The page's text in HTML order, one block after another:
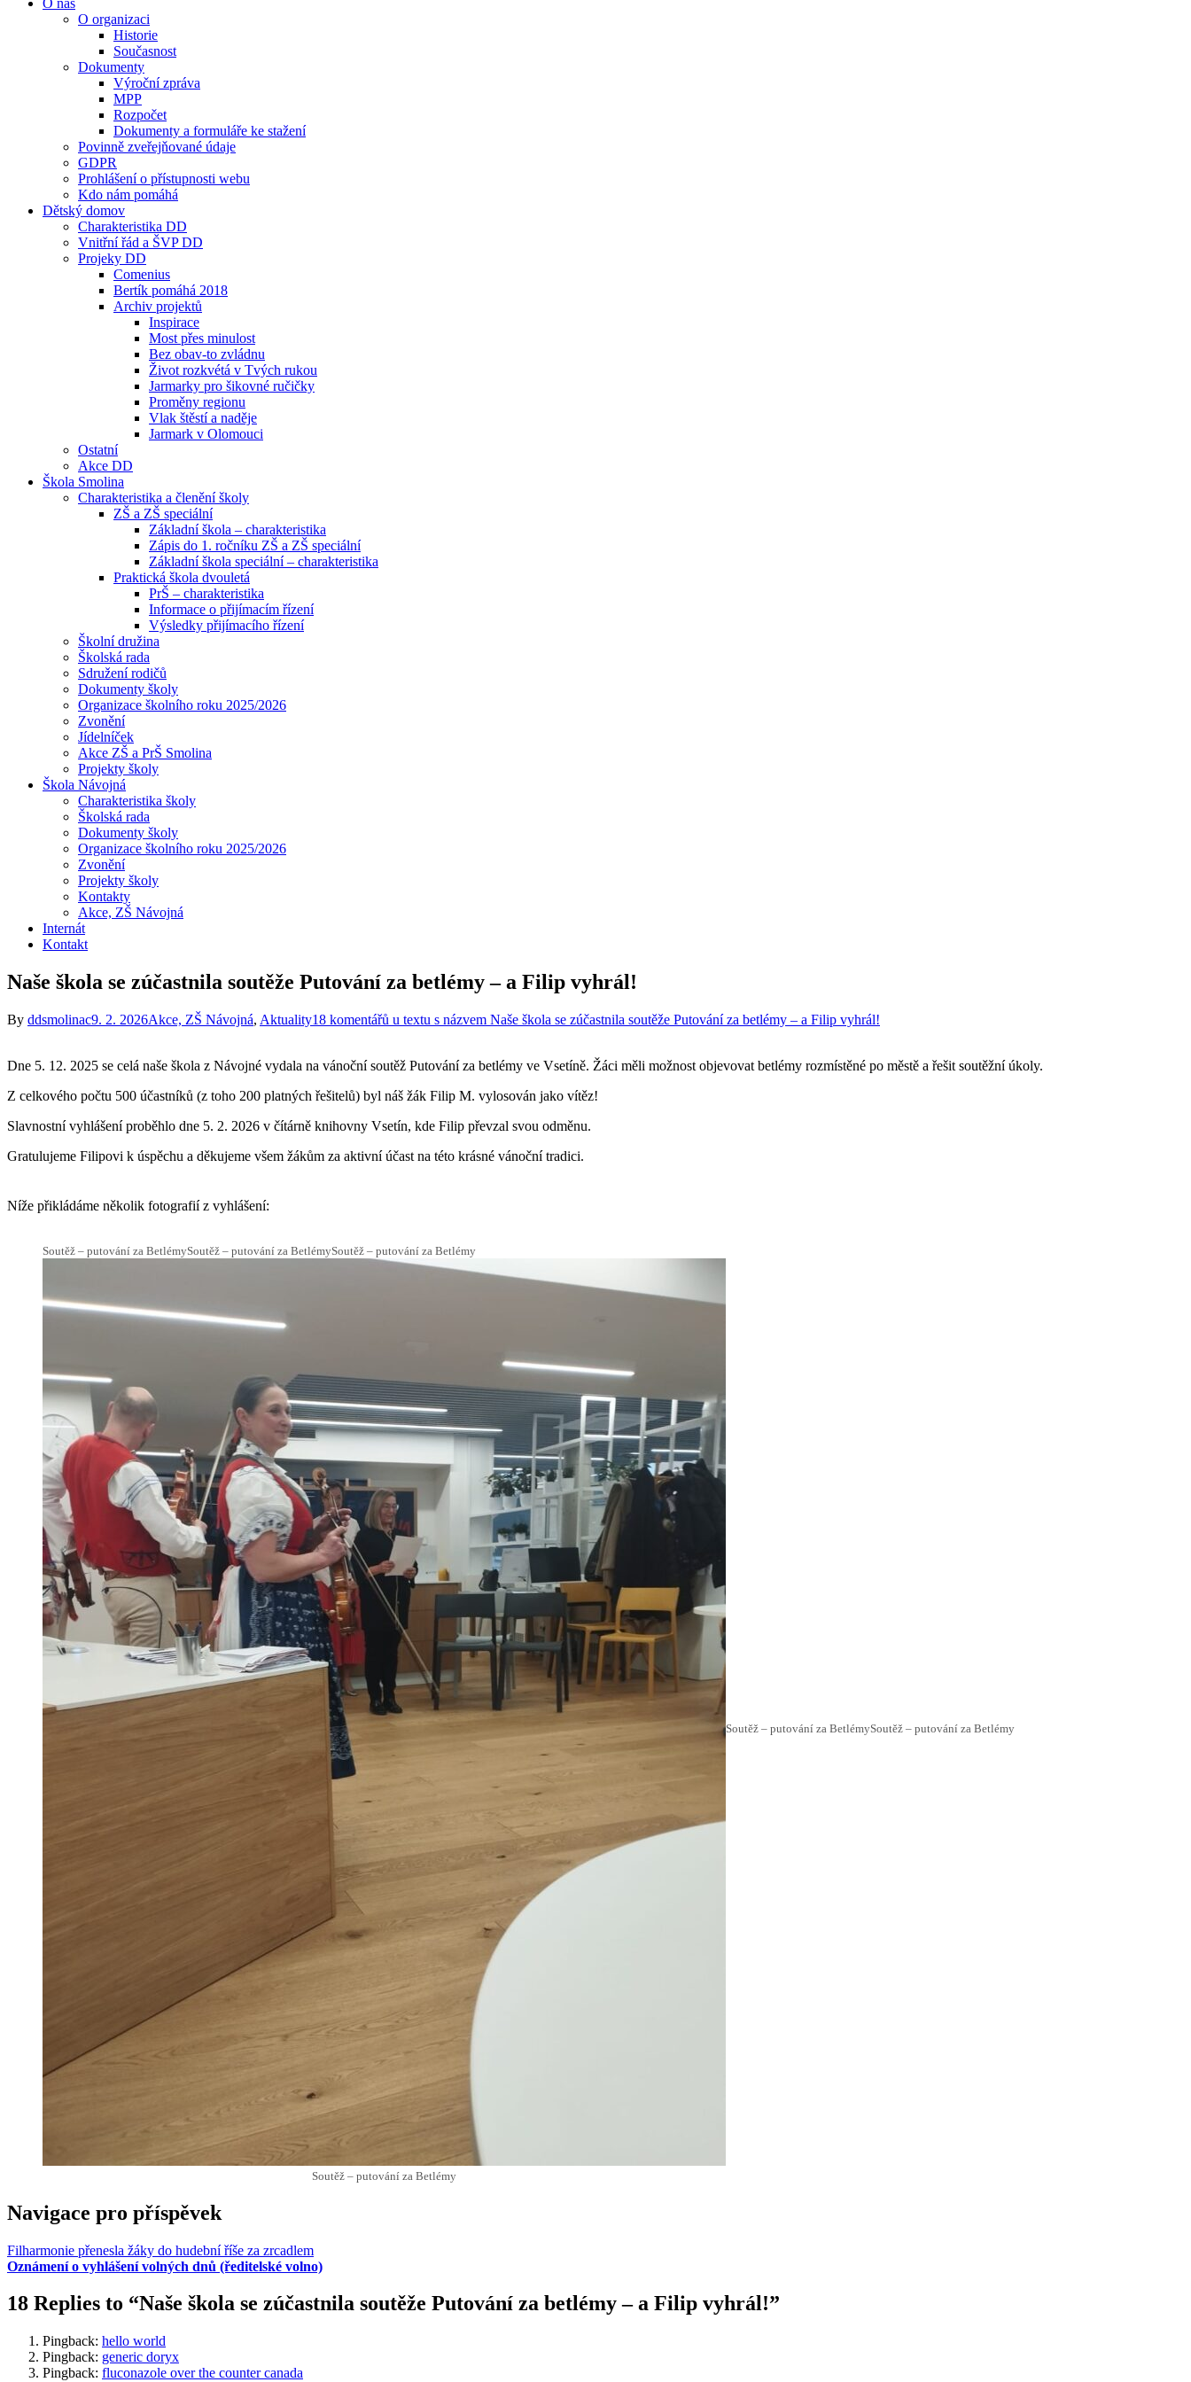
O organizaci
Historie
Současnost
Dokumenty
Výroční zpráva
MPP
Rozpočet
Dokumenty a formuláře ke stažení
Povinně zveřejňované údaje
GDPR
Prohlášení o přístupnosti webu
Kdo nám pomáhá
Dětský domov
Charakteristika DD
Vnitřní řád a ŠVP DD
Projeky DD
Comenius
Bertík pomáhá 2018
Archiv projektů
Inspirace
Most přes minulost
Bez obav-to zvládnu
Život rozkvétá v Tvých rukou
Jarmarky pro šikovné ručičky
Proměny regionu
Vlak štěstí a naděje
Jarmark v Olomouci
Ostatní
Akce DD
Škola Smolina
Charakteristika a členění školy
ZŠ a ZŠ speciální
Základní škola – charakteristika
Zápis do 1. ročníku ZŠ a ZŠ speciální
Základní škola speciální – charakteristika
Praktická škola dvouletá
PrŠ – charakteristika
Informace o přijímacím řízení
Výsledky přijímacího řízení
Školní družina
Školská rada
Sdružení rodičů
Dokumenty školy
Organizace školního roku 2025/2026
Zvonění
Jídelníček
Akce ZŠ a PrŠ Smolina
Projekty školy
Škola Návojná
Charakteristika školy
Školská rada
Dokumenty školy
Organizace školního roku 2025/2026
Zvonění
Projekty školy
Kontakty
Akce, ZŠ Návojná
Internát
Kontakt
Naše škola se zúčastnila soutěže Putování za betlémy – a Filip vyhrál!
By ddsmolinac9. 2. 2026Akce, ZŠ Návojná, Aktuality18 komentářů u textu s názvem Naše škola se zúčastnila soutěže Putování za betlémy – a Filip vyhrál!
Dne 5. 12. 2025 se celá naše škola z Návojné vydala na vánoční soutěž Putování za betlémy ve Vsetíně. Žáci měli možnost objevovat betlémy rozmístěné po městě a řešit soutěžní úkoly.
Z celkového počtu 500 účastníků (z toho 200 platných řešitelů) byl náš žák Filip M. vylosován jako vítěz!
Slavnostní vyhlášení proběhlo dne 5. 2. 2026 v čítárně knihovny Vsetín, kde Filip převzal svou odměnu.
Gratulujeme Filipovi k úspěchu a děkujeme všem žákům za aktivní účast na této krásné vánoční tradici.
Níže přikládáme několik fotografií z vyhlášení:
Soutěž – putování za BetlémySoutěž – putování za BetlémySoutěž – putování za Betlémy
Soutěž – putování za Betlémy
Soutěž – putování za BetlémySoutěž – putování za Betlémy
Navigace pro příspěvek
Filharmonie přenesla žáky do hudební říše za zrcadlem
Oznámení o vyhlášení volných dnů (ředitelské volno)
18 Replies to “Naše škola se zúčastnila soutěže Putování za betlémy – a Filip vyhrál!”
Pingback: hello world
Pingback: generic doryx
Pingback: fluconazole over the counter canada